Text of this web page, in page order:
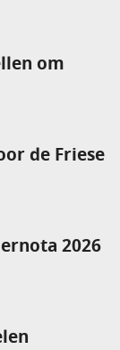
om
de Friese
2026